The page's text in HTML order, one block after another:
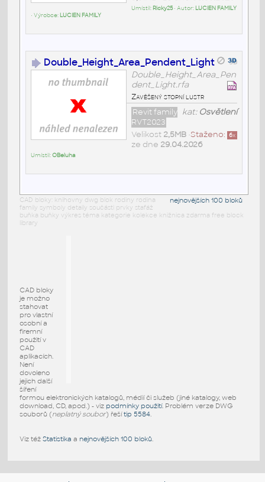
Umístil: Ricky25• Autor: LUCIEN FAMILY
• Výrobce: LUCIEN FAMILY
Double_Height_Area_Pendent_Light
Double_Height_Area_Pen
dent_Light.rfa
Zavěšený stopní lustr
kat: Osvětlení
Revit family
RVT2023
Staženo: 6x
Velikost 2,5MB•
ze dne 29.04.2026
Umístil:OBeluha
nejnovějších 100 bloků
CAD bloky: knihovny dwg blok rodiny rodina
family symboly detaily součásti prvky stafáž
buňka buňky výkres téma kategorie kolekce knižnica zdarma free block
library
CAD bloky
je možno
stahovat
pro vlastní
osobní a
firemní
použití v
CAD
aplikacích.
Není
dovoleno
jejich další
šíření
formou elektronických katalogů, médií či služeb (jiné katalogy, web
download, CD, apod.) - viz podmínky použití. Problém verze DWG
souborů (neplatný soubor) řešítip 5584.
Viz též Statistika a nejnovějších 100 bloků.